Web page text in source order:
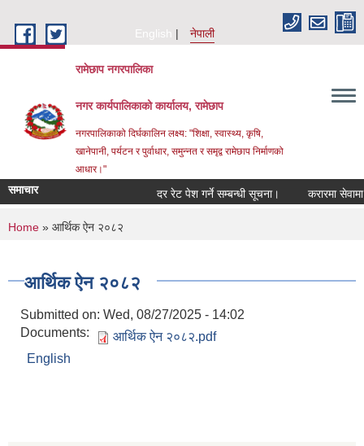
English
नेपाली
रामेछाप नगरपालिका
नगर कार्यपालिकाको कार्यालय, रामेछाप
नगरपालिकाको दिर्घकालिन लक्ष्य: "शिक्षा, स्वास्थ्य, कृषि,
खानेपानी, पर्यटन र पुर्वाधार, समुन्नत र समृद्व रामेछाप निर्माणको
आधार।"
समाचार दर रेट पेश गर्ने सम्बन्धी सूचना। करारमा सेवामा
You are here
Home » आर्थिक ऐन २०८२
आर्थिक ऐन २०८२
Submitted on: Wed, 08/27/2025 - 14:02
Documents:
आर्थिक ऐन २०८२.pdf
English